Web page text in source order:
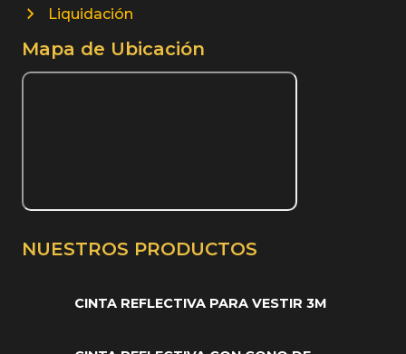
Liquidación
Mapa de Ubicación
NUESTROS PRODUCTOS
CINTA REFLECTIVA PARA VESTIR 3M